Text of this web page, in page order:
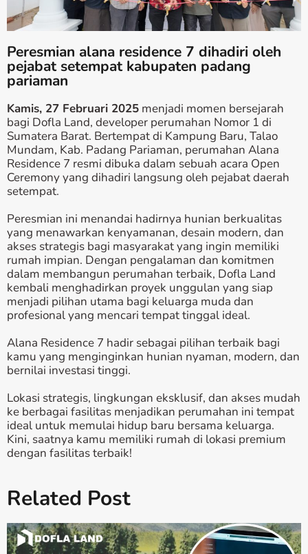
Peresmian alana residence 7 dihadiri oleh
pejabat setempat kabupaten padang
pariaman
Kamis, 27 Februari 2025 menjadi momen bersejarah
bagi Dofla Land, developer perumahan Nomor 1 di
Sumatera Barat. Bertempat di Kampung Baru, Talao
Mundam, Kab. Padang Pariaman, perumahan Alana
Residence 7 resmi dibuka dalam sebuah acara Open
Ceremony yang dihadiri langsung oleh pejabat daerah
setempat.
Peresmian ini menandai hadirnya hunian berkualitas
yang menawarkan kenyamanan, desain modern, dan
akses strategis bagi masyarakat yang ingin memiliki
rumah impian. Dengan pengalaman dan komitmen
dalam membangun perumahan terbaik, Dofla Land
kembali menghadirkan proyek unggulan yang siap
menjadi pilihan utama bagi keluarga muda dan
profesional yang mencari tempat tinggal ideal.
Alana Residence 7 hadir sebagai pilihan terbaik bagi
kamu yang menginginkan hunian nyaman, modern, dan
bernilai investasi tinggi.
Lokasi strategis, lingkungan eksklusif, dan akses mudah
ke berbagai fasilitas menjadikan perumahan ini tempat
ideal untuk memulai hidup baru bersama keluarga.
Kini, saatnya kamu memiliki rumah di lokasi premium
dengan fasilitas terbaik!
Related Post